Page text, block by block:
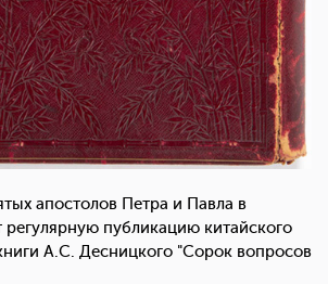
апостолов Петра и Павла в
регулярную публикацию китайского
А.С. Десницкого "Сорок вопросов